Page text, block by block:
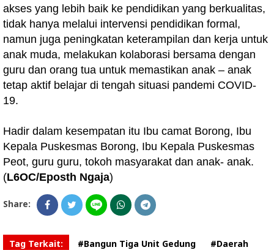
akses yang lebih baik ke pendidikan yang berkualitas,
tidak hanya melalui intervensi pendidikan formal,
namun juga peningkatan keterampilan dan kerja untuk
anak muda, melakukan kolaborasi bersama dengan
guru dan orang tua untuk memastikan anak – anak
tetap aktif belajar di tengah situasi pandemi COVID-
19.
Hadir dalam kesempatan itu Ibu camat Borong, Ibu
Kepala Puskesmas Borong, Ibu Kepala Puskesmas
Peot, guru guru, tokoh masyarakat dan anak- anak.
(L6OC/Eposth Ngaja)
Share:
Tag Terkait: #Bangun Tiga Unit Gedung
#Daerah